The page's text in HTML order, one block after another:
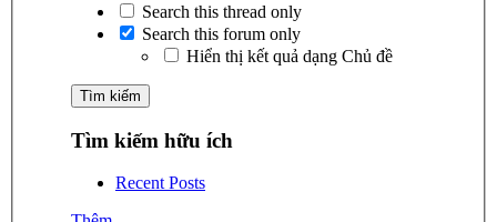
Search this thread only
Search this forum only
Hiển thị kết quả dạng Chủ đề
Tìm kiếm hữu ích
Recent Posts